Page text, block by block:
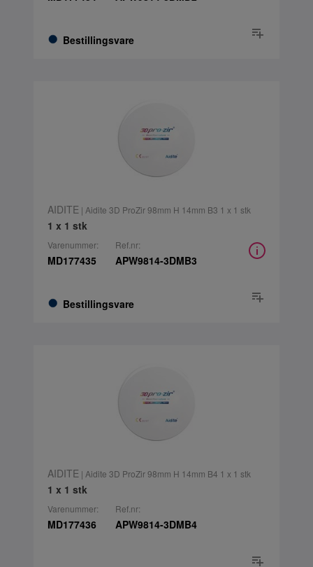
Bestillingsvare
AIDITE | Aidite 3D ProZir 98mm H 14mm B3 1 x 1 stk
1 x 1 stk
Varenummer:
MD177435
Bestillingsvare
Ref.nr:
APW9814-3DMB3
AIDITE | Aidite 3D ProZir 98mm H 14mm B4 1 x 1 stk
1 x 1 stk
Varenummer:
MD177436
Ref.nr:
APW9814-3DMB4